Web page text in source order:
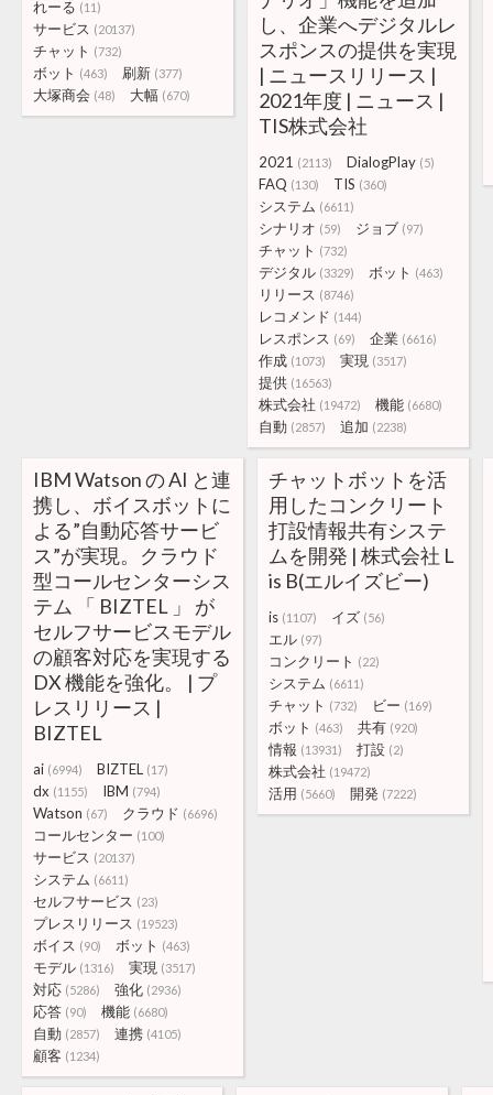
れーる (11)
サービス (20137)
チャット (732)
ボット (463) 刷新 (377)
大塚商会 (48) 大幅 (670)
し、企業へデジタルレ
スポンスの提供を実現
| ニュースリリース |
2021年度 | ニュース |
TIS株式会社
2021 (2113) DialogPlay (5)
FAQ (130) TIS (360)
システム (6611)
シナリオ (59) ジョブ (97)
チャット (732)
デジタル (3329) ボット (463)
リリース (8746)
レコメンド (144)
レスポンス (69) 企業 (6616)
作成 (1073) 実現 (3517)
提供 (16563)
株式会社 (19472) 機能 (6680)
自動 (2857) 追加 (2238)
IBM Watson の AI と連
携し、ボイスボットに
よる”自動応答サービ
ス”が実現。クラウド
型コールセンターシス
テム 「 BIZTEL 」 が
セルフサービスモデル
の顧客対応を実現する
DX 機能を強化。 | プ
レスリリース |
BIZTEL
ai (6994) BIZTEL (17)
dx (1155) IBM (794)
Watson (67) クラウド (6696)
コールセンター (100)
サービス (20137)
システム (6611)
セルフサービス (23)
プレスリリース (19523)
ボイス (90) ボット (463)
モデル (1316) 実現 (3517)
対応 (5286) 強化 (2936)
応答 (90) 機能 (6680)
自動 (2857) 連携 (4105)
顧客 (1234)
チャットボットを活
用したコンクリート
打設情報共有システ
ムを開発 | 株式会社 L
is B(エルイズビー)
is (1107) イズ (56)
エル (97)
コンクリート (22)
システム (6611)
チャット (732) ビー (169)
ボット (463) 共有 (920)
情報 (13931) 打設 (2)
株式会社 (19472)
活用 (5660) 開発 (7222)